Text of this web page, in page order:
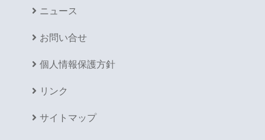
ニュース
お問い合せ
個人情報保護方針
リンク
サイトマップ